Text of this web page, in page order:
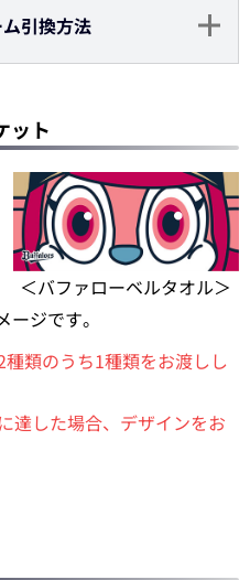
引換方法
ット
＜バファローベルタオル＞
ージです。
類のうち1種類をお渡しし
達した場合、デザインをお